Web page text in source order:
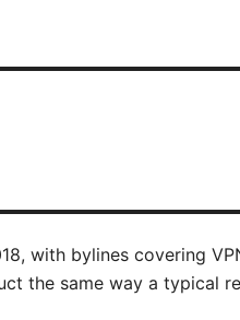
with bylines covering
the same way a typical